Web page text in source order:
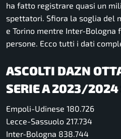
ha fatto registrare quasi un
spettatori. Sfiora la soglia del
e Torino mentre Inter-Bologna
persone. Ecco tutti i dati
ASCOLTI DAZN
SERIE A 2023/
Empoli-Udinese 180.726
Lecce-Sassuolo 217.734
Inter-Bologna 838.744